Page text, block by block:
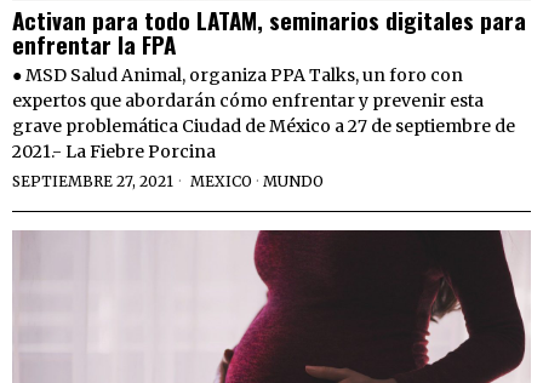
Activan para todo LATAM, seminarios digitales para
enfrentar la FPA
● MSD Salud Animal, organiza PPA Talks, un foro con
expertos que abordarán cómo enfrentar y prevenir esta
grave problemática Ciudad de México a 27 de septiembre de
2021.- La Fiebre Porcina
SEPTIEMBRE 27, 2021 MEXICO · MUNDO